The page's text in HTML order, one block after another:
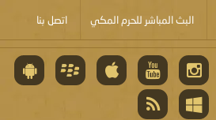
البث المباشر للحرم المكي اتصل بنا